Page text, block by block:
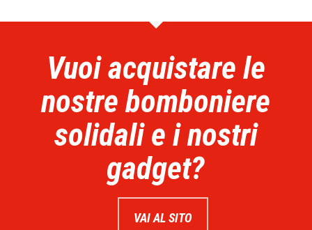
Vuoi acquistare le
nostre bomboniere
solidali e i nostri
gadget?
VAI AL SITO